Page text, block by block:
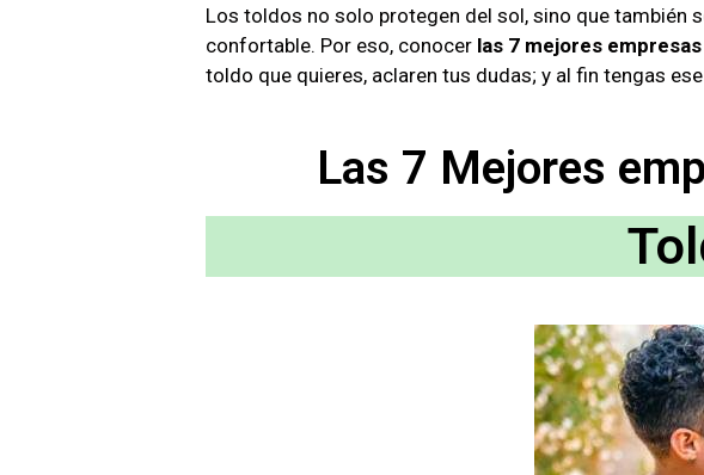
Los toldos no solo protegen del sol, sino que también
confortable. Por eso, conocer las 7 mejores
toldo que quieres, aclaren tus dudas; y al fin tengas
Las 7 Mejores